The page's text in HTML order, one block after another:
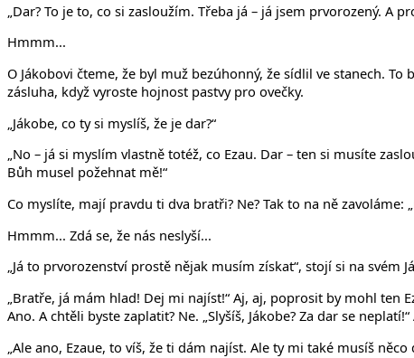
„Dar? To je to, co si zasloužím. Třeba já – já jsem prvorozený. A
Hmmm...
O Jákobovi čteme, že byl muž bezúhonný, že sídlil ve stanech.
zásluha, když vyroste hojnost pastvy pro ovečky.
„Jákobe, co ty si myslíš, že je dar?“
„No – já si myslím vlastně totéž, co Ezau. Dar – ten si musíte
Bůh musel požehnat mě!“
Co myslíte, mají pravdu ti dva bratři? Ne? Tak to na ně zavoláme:
Hmmm... Zdá se, že nás neslyší...
„Já to prvorozenství prostě nějak musím získat“, stojí si na svém
„Bratře, já mám hlad! Dej mi najíst!“ Aj, aj, poprosit by mohl ten
Ano. A chtěli byste zaplatit? Ne. „Slyšíš, Jákobe? Za dar se
„Ale ano, Ezaue, to víš, že ti dám najíst. Ale ty mi také musíš